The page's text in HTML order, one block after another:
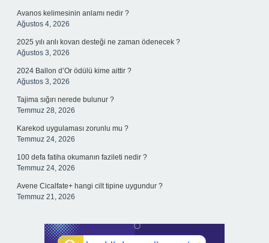
Avanos kelimesinin anlamı nedir ?
Ağustos 4, 2026
2025 yılı arılı kovan desteği ne zaman ödenecek ?
Ağustos 3, 2026
2024 Ballon d’Or ödülü kime aittir ?
Ağustos 3, 2026
Tajima sığırı nerede bulunur ?
Temmuz 28, 2026
Karekod uygulaması zorunlu mu ?
Temmuz 24, 2026
100 defa fatiha okumanın fazileti nedir ?
Temmuz 24, 2026
Avene Cicalfate+ hangi cilt tipine uygundur ?
Temmuz 21, 2026